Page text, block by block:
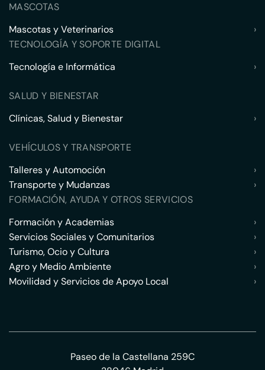
MASCOTAS
Mascotas y Veterinarios
›
TECNOLOGÍA Y SOPORTE DIGITAL
Tecnología e Informática
›
SALUD Y BIENESTAR
Clínicas, Salud y Bienestar
›
VEHÍCULOS Y TRANSPORTE
Talleres y Automoción
›
Transporte y Mudanzas
›
FORMACIÓN, AYUDA Y OTROS SERVICIOS
Formación y Academias
›
Servicios Sociales y Comunitarios
›
Turismo, Ocio y Cultura
›
Agro y Medio Ambiente
›
Movilidad y Servicios de Apoyo Local
›
Paseo de la Castellana 259C